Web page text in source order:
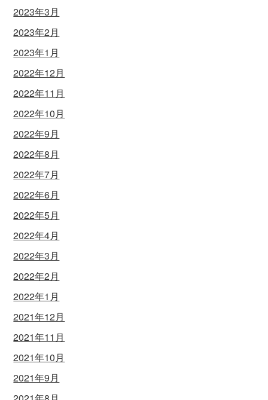
2023年3月
2023年2月
2023年1月
2022年12月
2022年11月
2022年10月
2022年9月
2022年8月
2022年7月
2022年6月
2022年5月
2022年4月
2022年3月
2022年2月
2022年1月
2021年12月
2021年11月
2021年10月
2021年9月